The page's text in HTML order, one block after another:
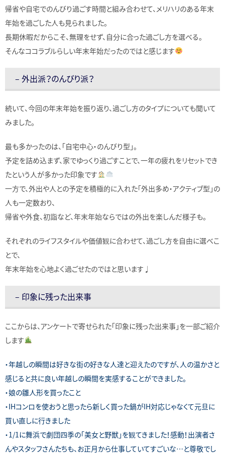
帰省や自宅でのんびり過ごす時間と組み合わせて、メリハリのある年末
年始を過ごした人も見られました。
長期休暇だからこそ、無理をせず、自分に合った過ごし方を選べる。
そんなココラブルらしい年末年始だったのではと感じます
– 外出派？のんびり派？
続いて、今回の年末年始を振り返り、過ごし方のタイプについても聞いて
みました。
最も多かったのは、「自宅中心・のんびり型」。
予定を詰め込まず、家でゆっくり過ごすことで、一年の疲れをリセットでき
たという人が多かった印象です
一方で、外出や人との予定を積極的に入れた「外出多め・アクティブ型」の
人も一定数おり、
帰省や外食、初詣など、年末年始ならではの外出を楽しんだ様子も。
それぞれのライフスタイルや価値観に合わせて、過ごし方を自由に選べこ
とで、
年末年始を心地よく過ごせたのではと思います♩
– 印象に残った出来事
ここからは、アンケートで寄せられた「印象に残った出来事」を一部ご紹介
します
・年越しの瞬間は好きな街の好きな人達と迎えたのですが、人の温かさと
感じると共に良い年越しの瞬間を実感することができました。
・娘の雛人形を買ったこと
・IHコンロを使おうと思ったら新しく買った鍋がIH対応じゃなくて元旦に
買い直しに行きました
・1/1に舞浜で劇団四季の「美女と野獣」を観てきました！感動！出演者さ
んやスタッフさんたちも、お正月から仕事していてすごいな…と尊敬でし